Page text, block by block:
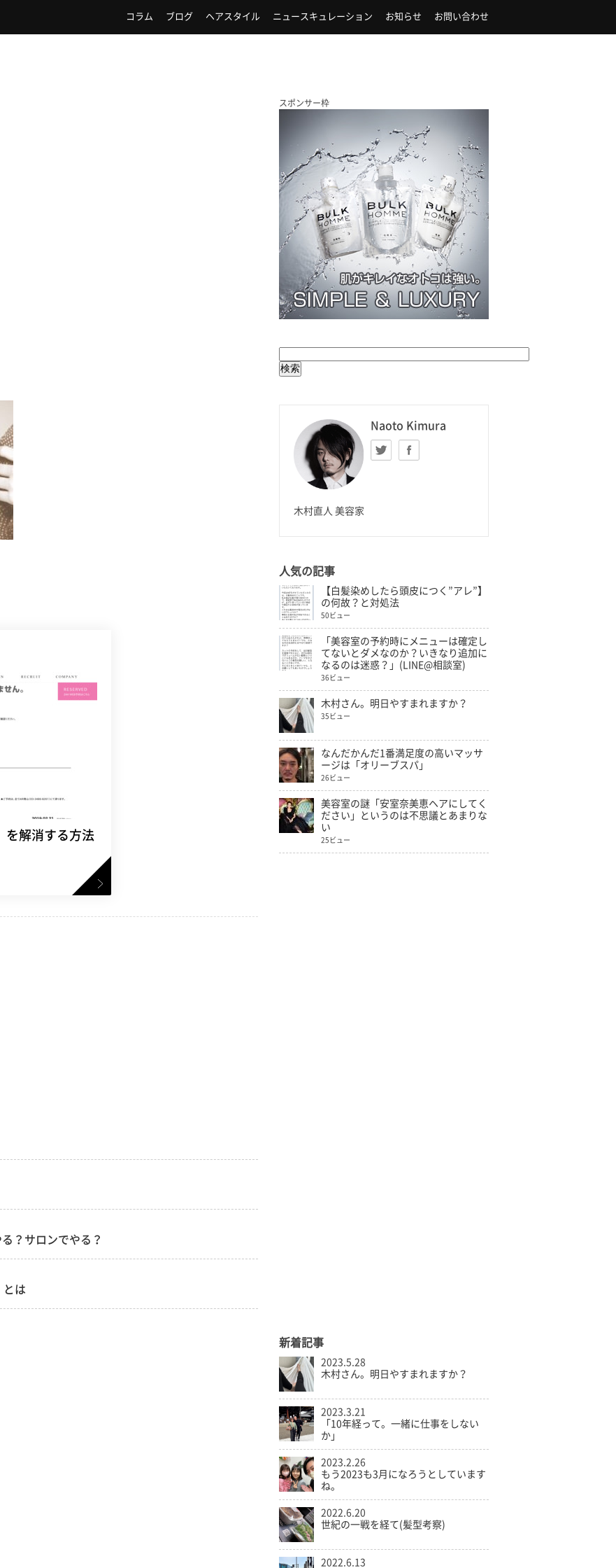
コラム ブログ ヘアスタイル ニュースキュレーション お知らせ お問い合わせ
解消する方法
？サロンでやる？
とは
スポンサー枠
Naoto Kimura
木村直人 美容家
人気の記事
【白髪染めしたら頭皮につく”アレ”】
の何故？と対処法
50ビュー
「美容室の予約時にメニューは確定し
てないとダメなのか？いきなり追加に
なるのは迷惑？」(LINE@相談室)
36ビュー
木村さん。明日やすまれますか？
35ビュー
なんだかんだ1番満足度の高いマッサ
ージは「オリーブスパ」
26ビュー
美容室の謎「安室奈美恵ヘアにしてく
ださい」というのは不思議とあまりな
い
25ビュー
新着記事
2023.5.28
木村さん。明日やすまれますか？
2023.3.21
「10年経って。一緒に仕事をしない
か」
2023.2.26
もう2023も3月になろうとしています
ね。
2022.6.20
世紀の一戦を経て(髪型考察)
2022.6.13